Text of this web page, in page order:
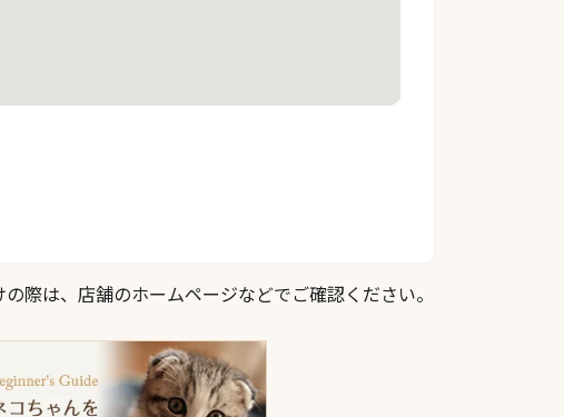
際は、店舗のホームページなどでご確認ください。